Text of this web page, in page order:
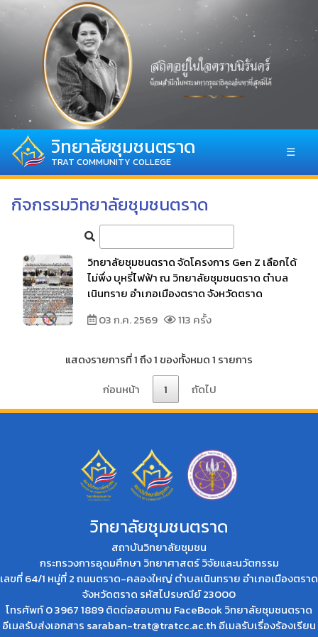
วิทยาลัยชุมชนตราด
TRAT COMMUNITY COLLEGE
☰
กิจกรรมวิทยาลัยชุมชนตราด
วิทยาลัยชุมชนตราด จัดโครงการ Gen Z เลือกได้
ไม่พึ่ง บุหรี่ไฟฟ้า ณ วิทยาลัยชุมชนตราด ตำบล
เนินทราย อำเภอเมืองตราด จังหวัดตราด
03 ก.ค. 2569
113 ครั้ง
แสดงรายการที่ 1 ถึง 1 ของทั้งหมด 1 รายการ
ก่อนหน้า
1 ถัดไป
วิทยาลัยชุมชนตราด
สถาบันวิทยาลัยชุมชน
กระทรวงการอุดมศึกษา วิทยาศาสตร์ วิจัยและนวัตกรรม
เลขที่ 64/1 หมู่ที่ 2 ถนนตราด-คลองใหญ่ ตำบลเนินทราย อำเภอเมืองตราด
จังหวัดตราด รหัสไปรษณีย์ 23000
โทรศัพท์ 0 3967 1889 ติดต่อสอบถาม FaceBook วิทยาลัยชุมชนตราด
อีเมลรับส่งเอกสาร saraban-trat@tratcc.ac.th อีเมลรับเรื่องร้องเรียน